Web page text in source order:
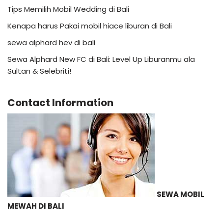
Tips Memilih Mobil Wedding di Bali
Kenapa harus Pakai mobil hiace liburan di Bali
sewa alphard hev di bali
Sewa Alphard New FC di Bali: Level Up Liburanmu ala
Sultan & Selebriti!
Contact Information
SEWA MOBIL
MEWAH DI BALI